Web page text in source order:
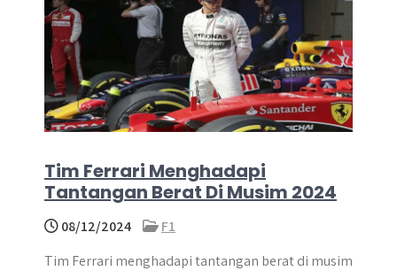
Tim Ferrari Menghadapi
Tantangan Berat Di Musim 2024
08/12/2024
F1
Tim Ferrari menghadapi tantangan berat di musim